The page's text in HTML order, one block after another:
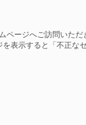
ページへご訪問いた
表示すると「不正な